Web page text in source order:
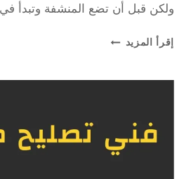
ولكن قبل أن تضع المنشفة وتبدأ
إقرأ المزيد صيانة